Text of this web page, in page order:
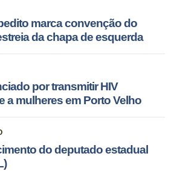
marca convenção do
da chapa de esquerda
por transmitir HIV
a mulheres em Porto Velho
do deputado estadual